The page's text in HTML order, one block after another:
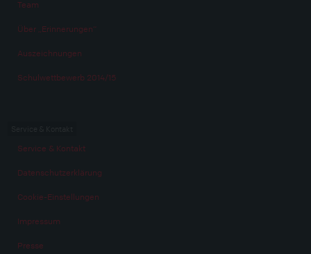
Team
Über „Erinnerungen“
Auszeichnungen
Schulwettbewerb 2014/15
Service & Kontakt
Datenschutzerklärung
Cookie-Einstellungen
Impressum
Presse